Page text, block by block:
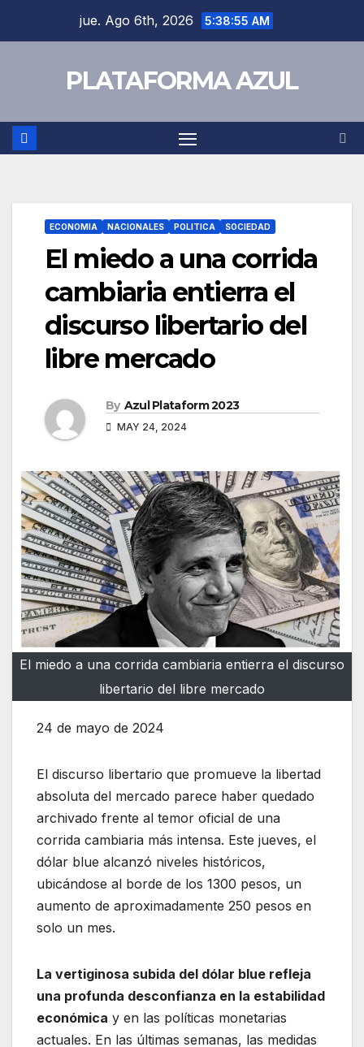
jue. Ago 6th, 2026 5:38:55 AM
PLATAFORMA AZUL
ECONOMIA NACIONALES POLITICA SOCIEDAD
El miedo a una corrida
cambiaria entierra el
discurso libertario del
libre mercado
By Azul Plataform 2023
MAY 24, 2024
El miedo a una corrida cambiaria entierra el discurso
libertario del libre mercado
24 de mayo de 2024
El discurso libertario que promueve la libertad
absoluta del mercado parece haber quedado
archivado frente al temor oficial de una
corrida cambiaria más intensa. Este jueves, el
dólar blue alcanzó niveles históricos,
ubicándose al borde de los 1300 pesos, un
aumento de aproximadamente 250 pesos en
solo un mes.
La vertiginosa subida del dólar blue refleja
una profunda desconfianza en la estabilidad
económica y en las políticas monetarias
actuales. En las últimas semanas, las medidas